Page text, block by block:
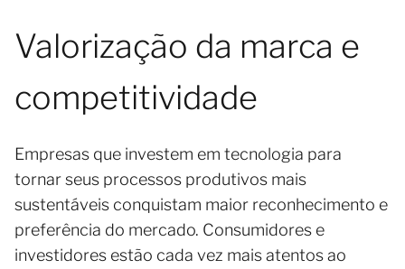
Valorização da marca e
competitividade
Empresas que investem em tecnologia para
tornar seus processos produtivos mais
sustentáveis conquistam maior reconhecimento e
preferência do mercado. Consumidores e
investidores estão cada vez mais atentos ao